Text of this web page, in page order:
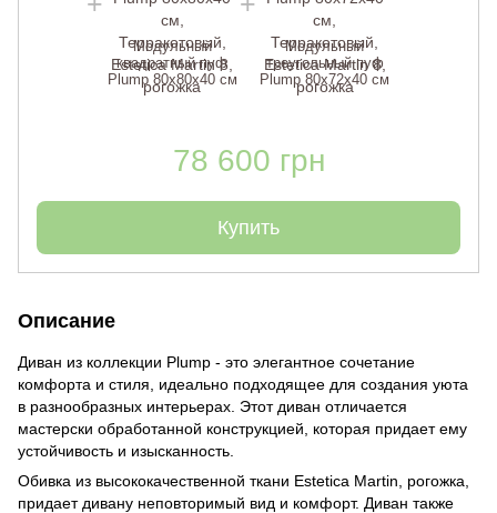
Модульный
квадратный пуф
Plump 80х80х40 см
Модульный
треугольный пуф
Plump 80х72х40 см
78 600 грн
Купить
Описание
Диван из коллекции Plump - это элегантное сочетание
комфорта и стиля, идеально подходящее для создания уюта
в разнообразных интерьерах. Этот диван отличается
мастерски обработанной конструкцией, которая придает ему
устойчивость и изысканность.
Обивка из высококачественной ткани Estetica Martin, рогожка,
придает дивану неповторимый вид и комфорт. Диван также